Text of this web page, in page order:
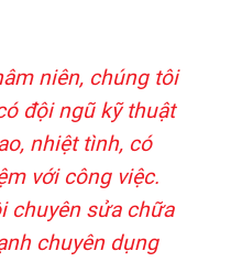
niên, chúng tôi
đội ngũ kỹ thuật
nhiệt tình, có
với công việc.
chuyên sửa chữa
chuyên dụng